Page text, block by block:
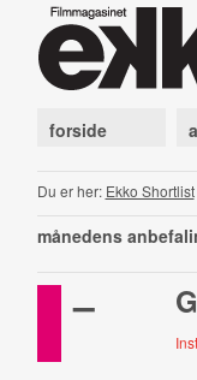
forside
Du er her: Ekko Shortlist
månedens
–